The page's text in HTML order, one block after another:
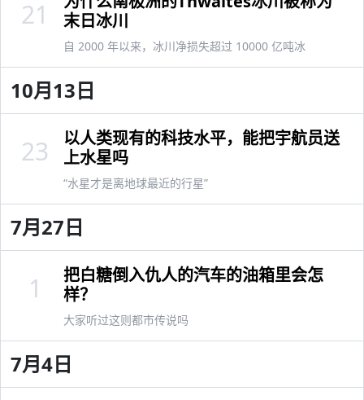
末日冰川
自 2000 年以来，冰川净损失超过 10000 亿吨冰
21
10月13日
以人类现有的科技水平，能把宇航员送
上水星吗
“水星才是离地球最近的行星”
23
7月27日
把白糖倒入仇人的汽车的油箱里会怎
样？
大家听过这则都市传说吗
1
7月4日